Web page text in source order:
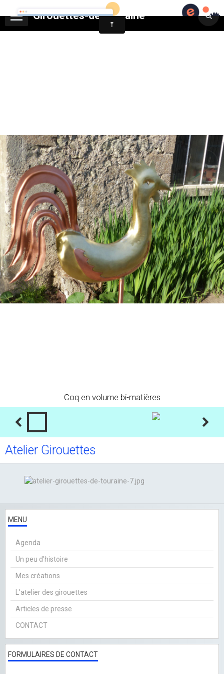
Girouettes-de-touraine
Coq en volume bi-matières
Atelier Girouettes
MENU
Agenda
Un peu d'histoire
Mes créations
L'atelier des girouettes
Articles de presse
CONTACT
FORMULAIRES DE CONTACT